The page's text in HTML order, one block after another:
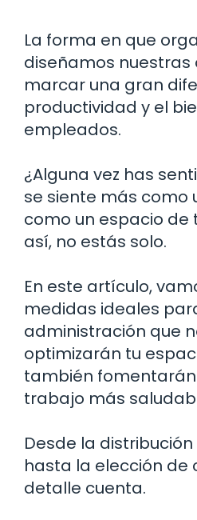
La forma en que
diseñamos nuestras
marcar una gran
productividad y el
empleados.
¿Alguna vez has
se siente más como
como un espacio de
así, no estás solo.
En este artículo,
medidas ideales
administración que
optimizarán tu
también
trabajo más
Desde la
hasta la elección de
detalle cuenta.